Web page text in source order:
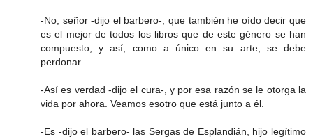
-No, señor -dijo el barbero-, que también he oído decir que
es el mejor de todos los libros que de este género se han
compuesto; y así, como a único en su arte, se debe
perdonar.
-Así es verdad -dijo el cura-, y por esa razón se le otorga la
vida por ahora. Veamos esotro que está junto a él.
-Es -dijo el barbero- las Sergas de Esplandián, hijo legítimo